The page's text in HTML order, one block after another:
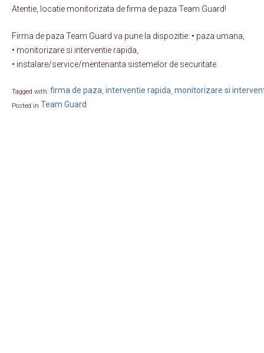
Atentie, locatie monitorizata de firma de paza Team Guard!
Firma de paza Team Guard va pune la dispozitie: • paza umana,
• monitorizare si interventie rapida,
• instalare/service/mentenanta sistemelor de securitate.
Tagged with: firma de paza, interventie rapida, monitorizare si
Posted in Team Guard